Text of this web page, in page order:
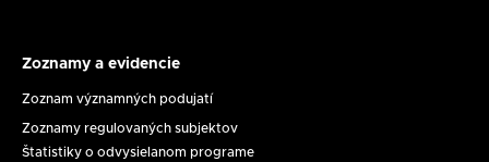
a
evidencie
Zoznamy a evidencie
Zoznam významných podujatí
Zoznamy regulovaných subjektov
Štatistiky o odvysielanom programe
2026